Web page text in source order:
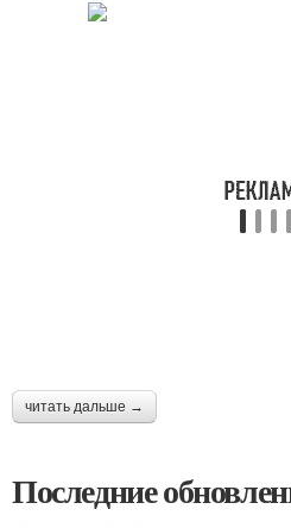
читать дальше →
Последние